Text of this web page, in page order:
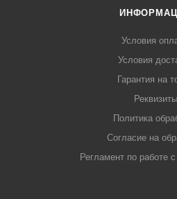
Условия
Условия
Гарантия на
Реквизиты
Политика
Согласие на
Регламент по работе